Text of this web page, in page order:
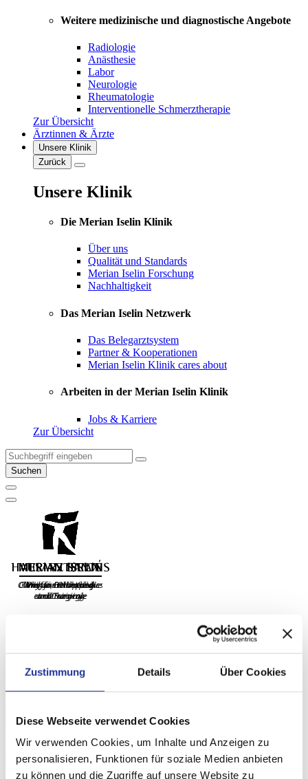
Zustimmung Details Über Cookies
Diese Webseite verwendet Cookies
Wir verwenden Cookies, um Inhalte und Anzeigen zu
personalisieren, Funktionen für soziale Medien anbieten
zu können und die Zugriffe auf unsere Website zu
Weitere medizinische und diagnostische Angebote
Radiologie
Anästhesie
Labor
Neurologie
Rheumatologie
Interventionelle Schmerztherapie
Zur Übersicht
Ärztinnen & Ärzte
Unsere Klinik
Zurück
Unsere Klinik
Die Merian Iselin Klinik
Über uns
Qualität und Standards
Merian Iselin Forschung
Nachhaltigkeit
Das Merian Iselin Netzwerk
Das Belegarztsystem
Partner & Kooperationen
Merian Iselin Klinik cares about
Arbeiten in der Merian Iselin Klinik
Jobs & Karriere
Zur Übersicht
Suchen
SGMI Alunmi Event in der Klinik
Gallen zu Gast in unserer Klinik. In einer Vortragsreihe unter dem
Titel: «Die moderne Klinik – Mensch und Technologie im
Zentrum», wurde der Frage nachgegangen, wie sich die Bedürfnisse
des Menschen als Patient mit der Hightech-Medizin unter einen Hut
bringen lassen.